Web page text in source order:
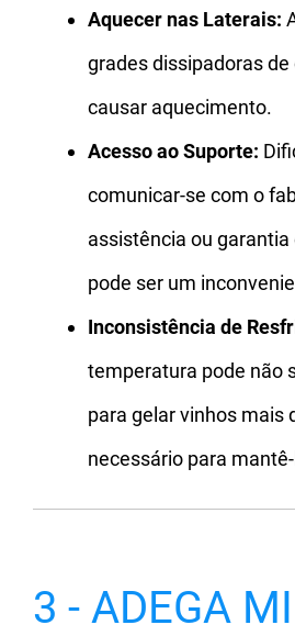
Aquecer nas Laterais:
grades dissipadoras de
causar aquecimento.
Acesso ao Suporte:
comunicar-se com o
assistência ou garantia
pode ser um
Inconsistência de
temperatura pode não
para gelar vinhos mais
necessário para
3 - ADEGA